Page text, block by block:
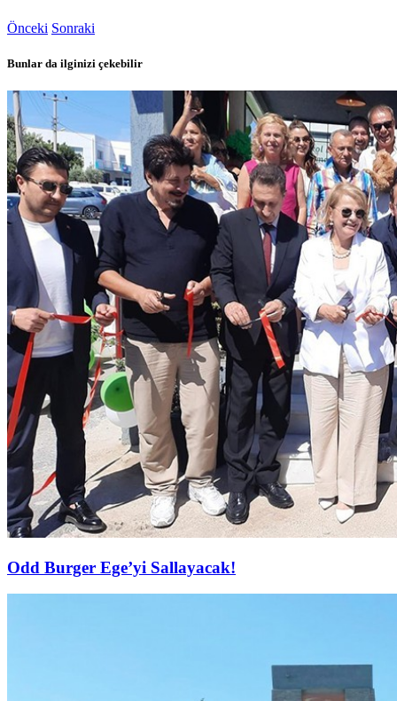
Önceki Sonraki
Bunlar da ilginizi çekebilir
Odd Burger Ege’yi Sallayacak!